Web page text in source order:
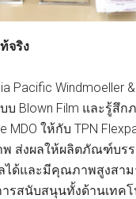
จริง
Pacific Windmoeller
Blown Film และรู้สึ
MDO ให้กับ TPN
พ ส่งผลให้ผลิตภัณฑ์บ
ได้และมีคุณภาพสูงสา
รสนับสนุนทั้งด้านเทค